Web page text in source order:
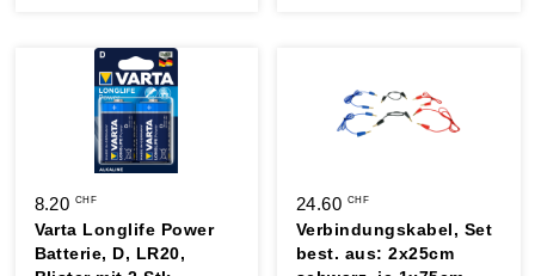
8.20 CHF
Varta Longlife Power
Batterie, D, LR20,
24.60 CHF
Verbindungskabel, Set
best. aus: 2x25cm